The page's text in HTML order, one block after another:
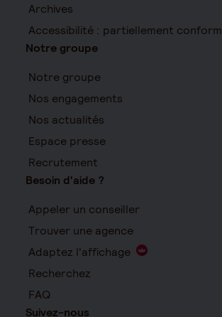
Archives
Accessibilité : partiellement
Notre groupe
Notre groupe
Nos engagements
Nos actualités
Espace presse
Recrutement
Besoin d'aide ?
Appeler un conseiller
Trouver une agence
Adaptez l'affichage
Recherchez
FAQ
Suivez-nous